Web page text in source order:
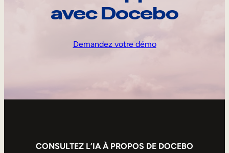
avec Docebo
Demandez votre démo
CONSULTEZ L’IA À PROPOS DE DOCEBO